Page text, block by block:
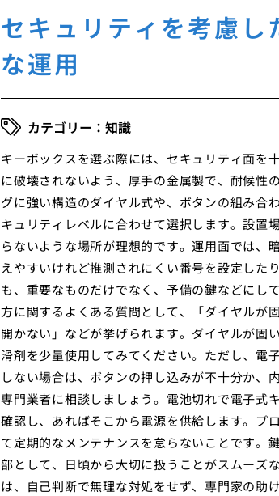
セキュリティを考慮
な運用
知識
キーボックスを選ぶ際には、セキュリティ面を
に破壊されないよう、厚手の金属製で、耐候性
グに強い構造のダイヤル式や、ボタンの組み合
キュリティレベルに合わせて選択します。設置
らないような場所が理想的です。運用面では、
えやすいけれど推測されにくい番号を設定した
も、重要なものだけでなく、予備の鍵などにし
方に関するよくある質問として、「ダイヤルが
開かない」などが挙げられます。ダイヤルが固
滑剤を少量使用してみてください。ただし、電
しない場合は、ボタンの押し込みが不十分か、
専門業者に相談しましょう。電池切れで電子式
確認し、あればそこから電源を供給します。プ
て定期的なメンテナンスを怠らないことです。
部として、日頃から大切に扱うことがスムーズ
は、自己判断で無理な対処をせず、専門家の助